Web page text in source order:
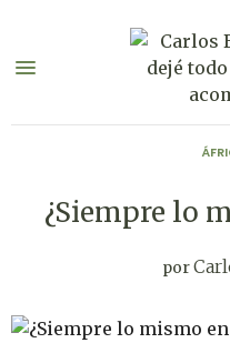
¿Siempre lo
por